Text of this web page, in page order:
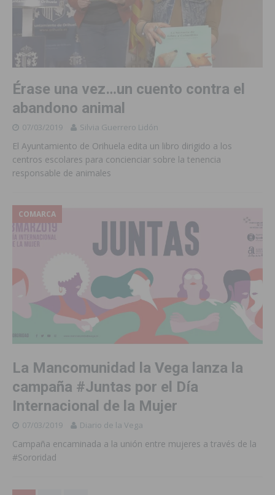
Érase una vez…un cuento contra el
abandono animal
07/03/2019 Silvia Guerrero Lidón
El Ayuntamiento de Orihuela edita un libro dirigido a los
centros escolares para concienciar sobre la tenencia
responsable de animales
COMARCA
La Mancomunidad la Vega lanza la
campaña #Juntas por el Día
Internacional de la Mujer
07/03/2019 Diario de la Vega
Campaña encaminada a la unión entre mujeres a través de la
#Sororidad